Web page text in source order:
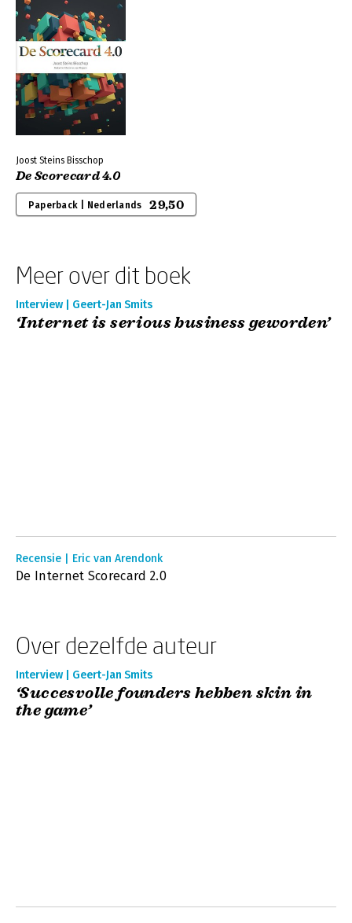
Joost Steins Bisschop
De Scorecard 4.0
Paperback | Nederlands 29,50
Meer over dit boek
Interview | Geert-Jan Smits
‘Internet is serious business geworden’
Recensie | Eric van Arendonk
De Internet Scorecard 2.0
Over dezelfde auteur
Interview | Geert-Jan Smits
‘Succesvolle founders hebben skin in
the game’